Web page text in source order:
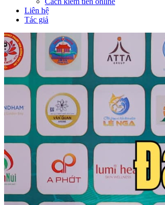
Liên hệ
Tác giả